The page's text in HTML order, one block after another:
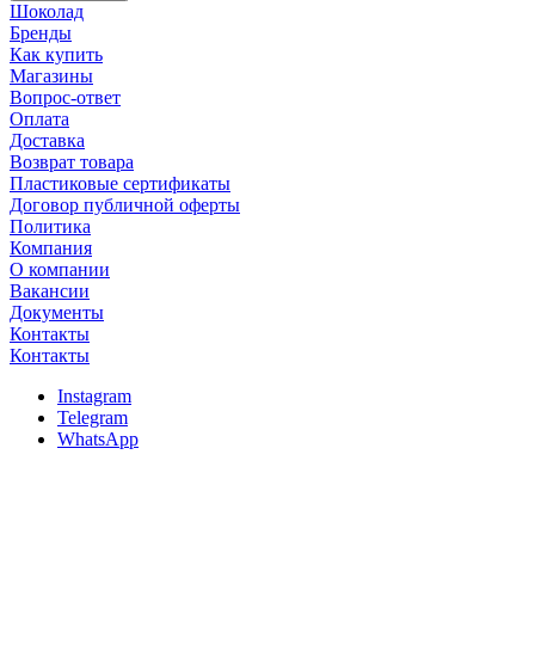
Шоколад
Бренды
Как купить
Магазины
Вопрос-ответ
Оплата
Доставка
Возврат товара
Пластиковые сертификаты
Договор публичной оферты
Политика
Компания
О компании
Вакансии
Документы
Контакты
Контакты
Instagram
Telegram
WhatsApp